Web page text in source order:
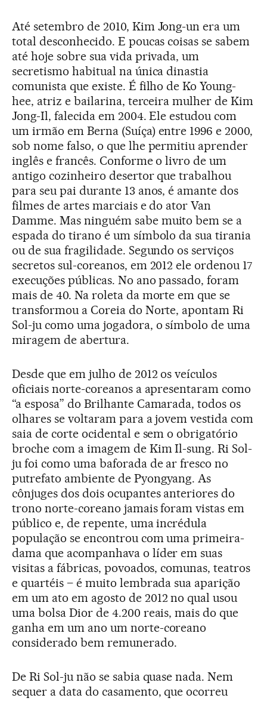
Até setembro de 2010, Kim Jong-un era um
total desconhecido. E poucas coisas se sabem
até hoje sobre sua vida privada, um
secretismo habitual na única dinastia
comunista que existe. É filho de Ko Young-
hee, atriz e bailarina, terceira mulher de Kim
Jong-Il, falecida em 2004. Ele estudou com
um irmão em Berna (Suíça) entre 1996 e 2000,
sob nome falso, o que lhe permitiu aprender
inglês e francês. Conforme o livro de um
antigo cozinheiro desertor que trabalhou
para seu pai durante 13 anos, é amante dos
filmes de artes marciais e do ator Van
Damme. Mas ninguém sabe muito bem se a
espada do tirano é um símbolo da sua tirania
ou de sua fragilidade. Segundo os serviços
secretos sul-coreanos, em 2012 ele ordenou 17
execuções públicas. No ano passado, foram
mais de 40. Na roleta da morte em que se
transformou a Coreia do Norte, apontam Ri
Sol-ju como uma jogadora, o símbolo de uma
miragem de abertura.
Desde que em julho de 2012 os veículos
oficiais norte-coreanos a apresentaram como
“a esposa” do Brilhante Camarada, todos os
olhares se voltaram para a jovem vestida com
saia de corte ocidental e sem o obrigatório
broche com a imagem de Kim Il-sung. Ri Sol-
ju foi como uma baforada de ar fresco no
putrefato ambiente de Pyongyang. As
cônjuges dos dois ocupantes anteriores do
trono norte-coreano jamais foram vistas em
público e, de repente, uma incrédula
população se encontrou com uma primeira-
dama que acompanhava o líder em suas
visitas a fábricas, povoados, comunas, teatros
e quartéis – é muito lembrada sua aparição
em um ato em agosto de 2012 no qual usou
uma bolsa Dior de 4.200 reais, mais do que
ganha em um ano um norte-coreano
considerado bem remunerado.
De Ri Sol-ju não se sabia quase nada. Nem
sequer a data do casamento, que ocorreu